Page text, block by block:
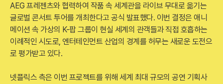
AEG 프레젠츠와 협력하여 작품 속 세계관을 라이브 무대로 옮기는
글로벌 콘서트 투어를 개최한다고 공식 발표했다. 이번 결정은 애니
메이션 속 가상의 K-팝 그룹이 현실 세계의 관객들과 직접 호흡하는
이례적인 시도로, 엔터테인먼트 산업의 경계를 허무는 새로운 도전으
로 평가받고 있다.
넷플릭스 측은 이번 프로젝트를 위해 세계 최대 규모의 공연 기획사